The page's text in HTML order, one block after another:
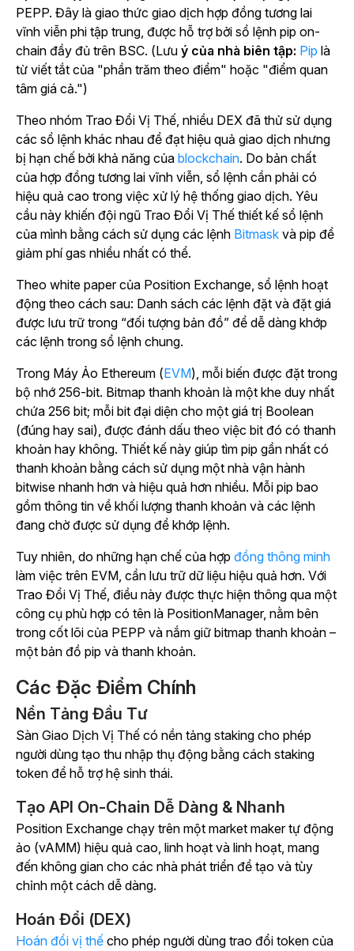
PEPP. Đây là giao thức giao dịch hợp đồng tương lai
vĩnh viễn phi tập trung, được hỗ trợ bởi sổ lệnh pip on-
chain đầy đủ trên BSC. (Lưu ý của nhà biên tập: Pip là
từ viết tắt của "phần trăm theo điểm" hoặc "điểm quan
tâm giá cả.")
Theo nhóm Trao Đổi Vị Thế, nhiều DEX đã thử sử dụng
các sổ lệnh khác nhau để đạt hiệu quả giao dịch nhưng
bị hạn chế bởi khả năng của blockchain. Do bản chất
của hợp đồng tương lai vĩnh viễn, sổ lệnh cần phải có
hiệu quả cao trong việc xử lý hệ thống giao dịch. Yêu
cầu này khiến đội ngũ Trao Đổi Vị Thế thiết kế sổ lệnh
của mình bằng cách sử dụng các lệnh Bitmask và pip để
giảm phí gas nhiều nhất có thể.
Theo white paper của Position Exchange, sổ lệnh hoạt
động theo cách sau: Danh sách các lệnh đặt và đặt giá
được lưu trữ trong “đối tượng bản đồ” để dễ dàng khớp
các lệnh trong sổ lệnh chung.
Trong Máy Ảo Ethereum (EVM), mỗi biến được đặt trong
bộ nhớ 256-bit. Bitmap thanh khoản là một khe duy nhất
chứa 256 bit; mỗi bit đại diện cho một giá trị Boolean
(đúng hay sai), được đánh dấu theo việc bit đó có thanh
khoản hay không. Thiết kế này giúp tìm pip gần nhất có
thanh khoản bằng cách sử dụng một nhà vận hành
bitwise nhanh hơn và hiệu quả hơn nhiều. Mỗi pip bao
gồm thông tin về khối lượng thanh khoản và các lệnh
đang chờ được sử dụng để khớp lệnh.
Tuy nhiên, do những hạn chế của hợp đồng thông minh
làm việc trên EVM, cần lưu trữ dữ liệu hiệu quả hơn. Với
Trao Đổi Vị Thế, điều này được thực hiện thông qua một
công cụ phù hợp có tên là PositionManager, nằm bên
trong cốt lõi của PEPP và nắm giữ bitmap thanh khoản –
một bản đồ pip và thanh khoản.
Các Đặc Điểm Chính
Nền Tảng Đầu Tư
Sàn Giao Dịch Vị Thế có nền tảng staking cho phép
người dùng tạo thu nhập thụ động bằng cách staking
token để hỗ trợ hệ sinh thái.
Tạo API On-Chain Dễ Dàng & Nhanh
Position Exchange chạy trên một market maker tự động
ảo (vAMM) hiệu quả cao, linh hoạt và linh hoạt, mang
đến không gian cho các nhà phát triển để tạo và tùy
chỉnh một cách dễ dàng.
Hoán Đổi (DEX)
Hoán đổi vị thế cho phép người dùng trao đổi token của